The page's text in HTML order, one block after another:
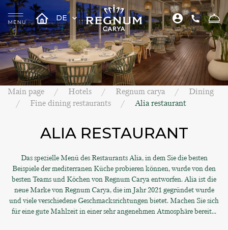
DE
Main page Hotels Regnum carya
Dining
Fine dining restaurants
Alia restaurant
ALIA RESTAURANT
Das spezielle Menü des Restaurants Alia, in dem Sie die besten
Beispiele der mediterranen Küche probieren können, wurde von den
besten Teams und Köchen von Regnum Carya entworfen. Alia ist die
neue Marke von Regnum Carya, die im Jahr 2021 gegründet wurde
und viele verschiedene Geschmacksrichtungen bietet. Machen Sie sich
für eine gute Mahlzeit in einer sehr angenehmen Atmosphäre bereit...